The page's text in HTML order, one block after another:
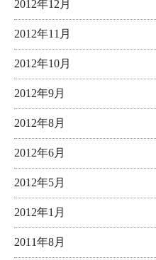
2012年12月
2012年11月
2012年10月
2012年9月
2012年8月
2012年6月
2012年5月
2012年1月
2011年8月